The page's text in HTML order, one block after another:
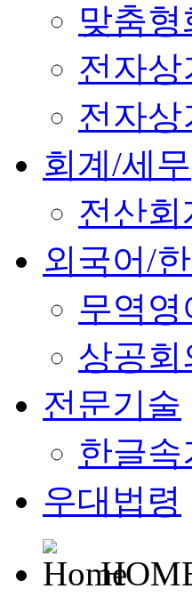
맞춤
전자
전자
회계/세무
전산
외국어/
무역영
상공회
전문기술
한글속
우대법령